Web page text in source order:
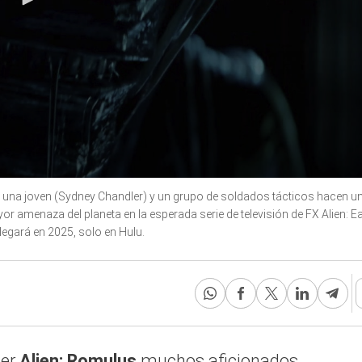
joven (Sydney Chandler) y un grupo de soldados tácticos hacen
del planeta en la esperada serie de televisión de FX Alien:
en 2025, solo en Hulu.